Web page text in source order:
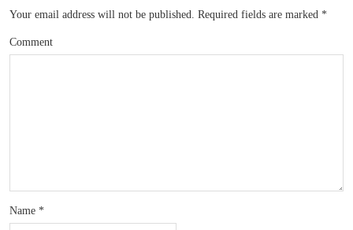
Your email address will not be published. Required fields are marked *
Comment
Name *